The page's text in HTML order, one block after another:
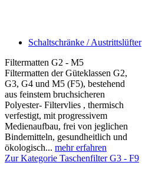
Schaltschränke / Austrittslüfter
Filtermatten G2 - M5
Filtermatten der Güteklassen G2,
G3, G4 und M5 (F5), bestehend
aus feinstem bruchsicheren
Polyester- Filtervlies , thermisch
verfestigt, mit progressivem
Medienaufbau, frei von jeglichen
Bindemitteln, gesundheitlich und
ökologisch... mehr erfahren
Zur Kategorie Taschenfilter G3 - F9